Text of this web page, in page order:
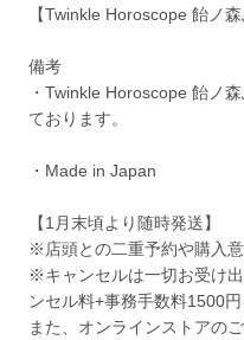
【Twinkle Horoscope 飴ノ
備考
・Twinkle Horoscope 飴ノ
ております。
・Made in Japan
【1月末頃より随時発送】
※店頭との二重予約や購入
※キャンセルは一切お受け
ンセル料+事務手数料1500円
また、オンラインストアの